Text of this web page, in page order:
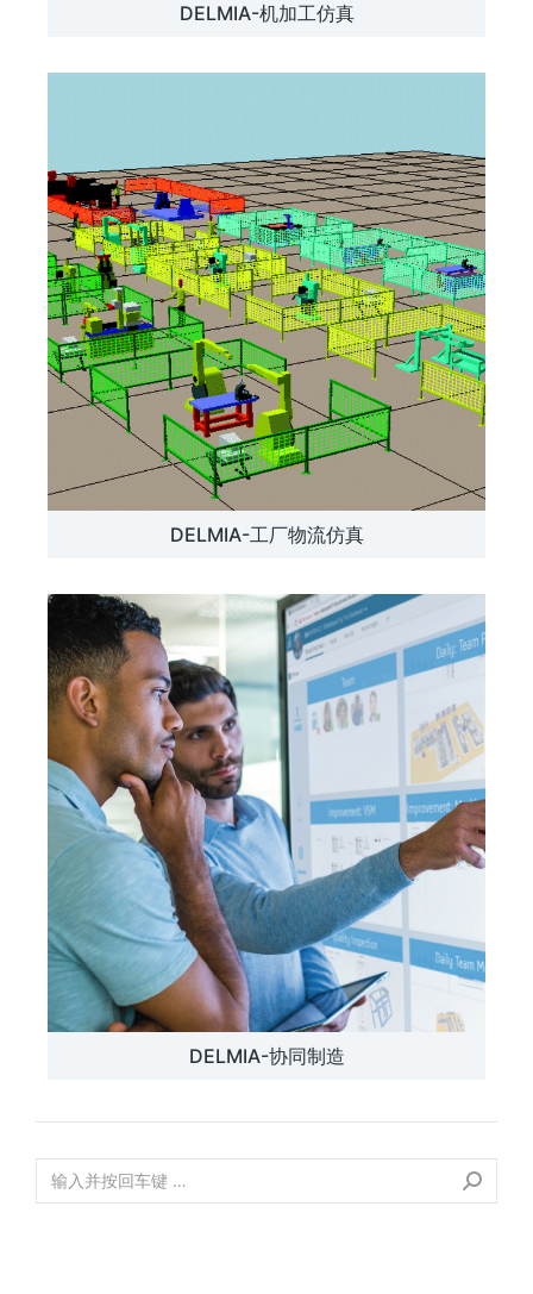
DELMIA-机加工仿真
DELMIA-工厂物流仿真
DELMIA-协同制造